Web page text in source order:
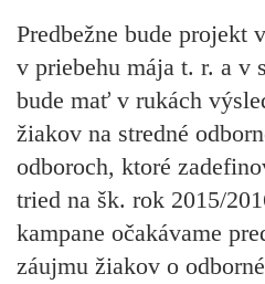
Predbežne bude projekt
v priebehu mája t. r. a v
bude mať v rukách
žiakov na stredné
odboroch, ktoré
tried na šk. rok 2015/
kampane očakávame
záujmu žiakov o